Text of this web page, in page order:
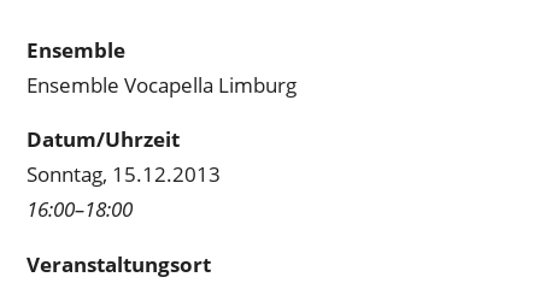
Ensemble
Ensemble Vocapella Limburg
Datum/Uhrzeit
Sonntag, 15.12.2013
16:00–18:00
Veranstaltungsort